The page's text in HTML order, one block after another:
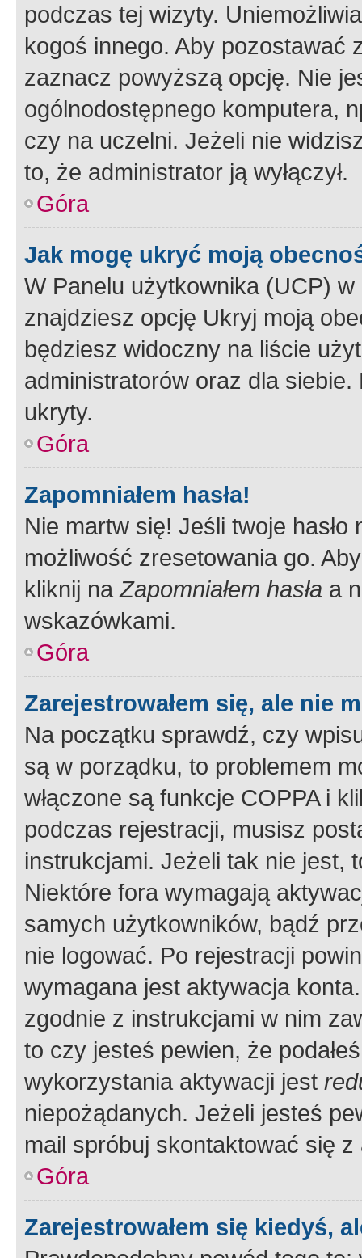
podczas tej wizyty.
kogoś innego. Aby pozostawać
zaznacz powyższą opcję. Nie
ogólnodostępnego komputera,
czy na uczelni. Jeżeli nie
to, że administrator ją wyłączył.
Góra
Jak mogę ukryć moją
W Panelu użytkownika (UCP) w
znajdziesz opcję Ukryj moją
będziesz widoczny na liście
administratorów oraz dla
ukryty.
Góra
Zapomniałem hasła!
Nie martw się! Jeśli twoje
możliwość zresetowania go.
kliknij naZapomniałem hasła a
wskazówkami.
Góra
Zarejestrowałem się, ale nie
Na początku sprawdź, czy
są w porządku, to problemem
włączone są funkcje COPPA i
podczas rejestracji, musisz
instrukcjami. Jeżeli tak nie jest,
Niektóre fora wymagają
samych użytkowników, bądź
nie logować. Po rejestracji
wymagana jest aktywacja
zgodnie z instrukcjami w nim
to czy jesteś pewien, że
wykorzystania aktywacji jest
niepożądanych. Jeżeli jesteś
mail spróbuj skontaktować się
Góra
Zarejestrowałem się kiedyś,